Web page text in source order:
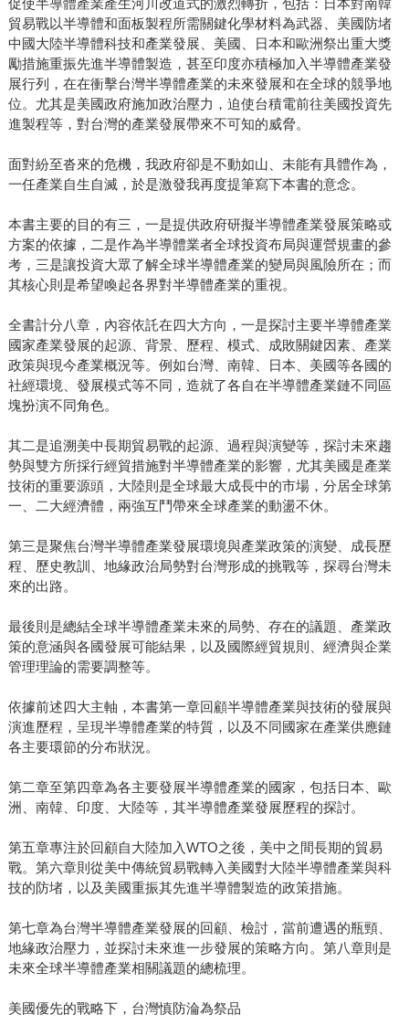
促使半導體產業產生河川改道式的激烈轉折，包括：日本對南韓
貿易戰以半導體和面板製程所需關鍵化學材料為武器、美國防堵
中國大陸半導體科技和產業發展、美國、日本和歐洲祭出重大獎
勵措施重振先進半導體製造，甚至印度亦積極加入半導體產業發
展行列，在在衝擊台灣半導體產業的未來發展和在全球的競爭地
位。尤其是美國政府施加政治壓力，迫使台積電前往美國投資先
進製程等，對台灣的產業發展帶來不可知的威脅。
面對紛至沓來的危機，我政府卻是不動如山、未能有具體作為，
一任產業自生自滅，於是激發我再度提筆寫下本書的意念。
本書主要的目的有三，一是提供政府研擬半導體產業發展策略或
方案的依據，二是作為半導體業者全球投資布局與運營規畫的參
考，三是讓投資大眾了解全球半導體產業的變局與風險所在；而
其核心則是希望喚起各界對半導體產業的重視。
全書計分八章，內容依託在四大方向，一是探討主要半導體產業
國家產業發展的起源、背景、歷程、模式、成敗關鍵因素、產業
政策與現今產業概況等。例如台灣、南韓、日本、美國等各國的
社經環境、發展模式等不同，造就了各自在半導體產業鏈不同區
塊扮演不同角色。
其二是追溯美中長期貿易戰的起源、過程與演變等，探討未來趨
勢與雙方所採行經貿措施對半導體產業的影響，尤其美國是產業
技術的重要源頭，大陸則是全球最大成長中的市場，分居全球第
一、二大經濟體，兩強互鬥帶來全球產業的動盪不休。
第三是聚焦台灣半導體產業發展環境與產業政策的演變、成長歷
程、歷史教訓、地緣政治局勢對台灣形成的挑戰等，探尋台灣未
來的出路。
最後則是總結全球半導體產業未來的局勢、存在的議題、產業政
策的意涵與各國發展可能結果，以及國際經貿規則、經濟與企業
管理理論的需要調整等。
依據前述四大主軸，本書第一章回顧半導體產業與技術的發展與
演進歷程，呈現半導體產業的特質，以及不同國家在產業供應鏈
各主要環節的分布狀況。
第二章至第四章為各主要發展半導體產業的國家，包括日本、歐
洲、南韓、印度、大陸等，其半導體產業發展歷程的探討。
第五章專注於回顧自大陸加入WTO之後，美中之間長期的貿易
戰。第六章則從美中傳統貿易戰轉入美國對大陸半導體產業與科
技的防堵，以及美國重振其先進半導體製造的政策措施。
第七章為台灣半導體產業發展的回顧、檢討，當前遭遇的瓶頸、
地緣政治壓力，並探討未來進一步發展的策略方向。第八章則是
未來全球半導體產業相關議題的總梳理。
美國優先的戰略下，台灣慎防淪為祭品